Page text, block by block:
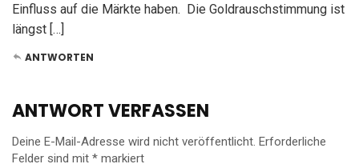
Einfluss auf die Märkte haben. Die Goldrauschstimmung ist
längst […]
ANTWORTEN
ANTWORT VERFASSEN
Deine E-Mail-Adresse wird nicht veröffentlicht. Erforderliche
Felder sind mit * markiert